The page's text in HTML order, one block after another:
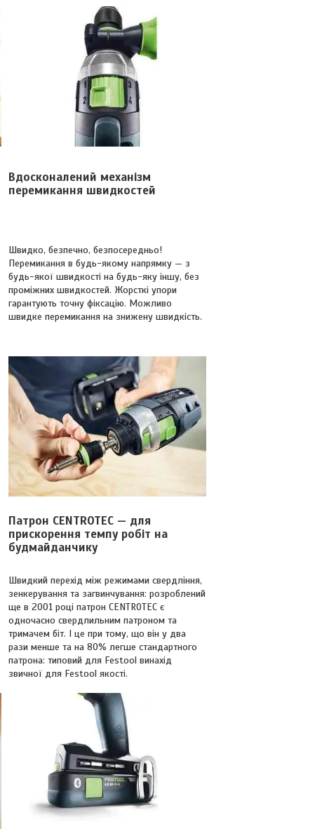
Вдосконалений механізм
перемикання швидкостей
Швидко, безпечно, безпосередньо!
Перемикання в будь-якому напрямку — з
будь-якої швидкості на будь-яку іншу, без
проміжних швидкостей. Жорсткі упори
гарантують точну фіксацію. Можливо
швидке перемикання на знижену швидкість.
Патрон CENTROTEC — для
прискорення темпу робіт на
будмайданчику
Швидкий перехід між режимами свердління,
зенкерування та загвинчування: розроблений
ще в 2001 році патрон CENTROTEC є
одночасно свердлильним патроном та
тримачем біт. І це при тому, що він у два
рази менше та на 80% легше стандартного
патрона: типовий для Festool винахід
звичної для Festool якості.